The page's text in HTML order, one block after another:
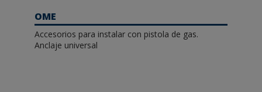
OME
Accesorios para instalar con pistola de gas.
Anclaje universal